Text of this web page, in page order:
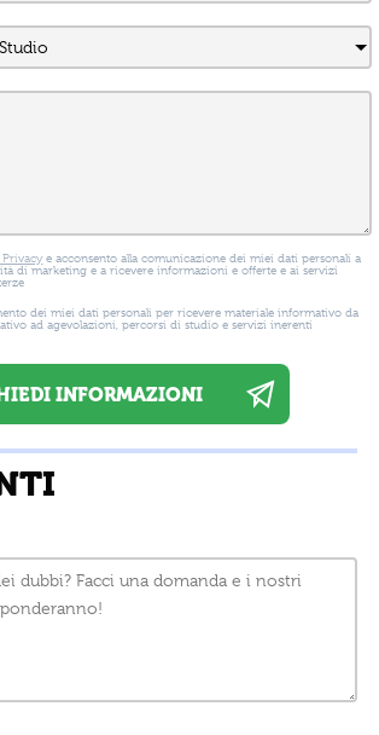
e acconsento alla comunicazione dei miei dati personali a
di marketing e a ricevere informazioni e offerte e ai servizi
dei miei dati personali per ricevere materiale informativo da
ad agevolazioni, percorsi di studio e servizi inerenti